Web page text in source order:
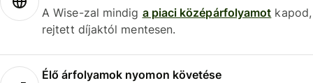
A Wise-zal mindig a piaci középárfolyamot kapod,
rejtett díjaktól mentesen.
Élő árfolyamok nyomon követése